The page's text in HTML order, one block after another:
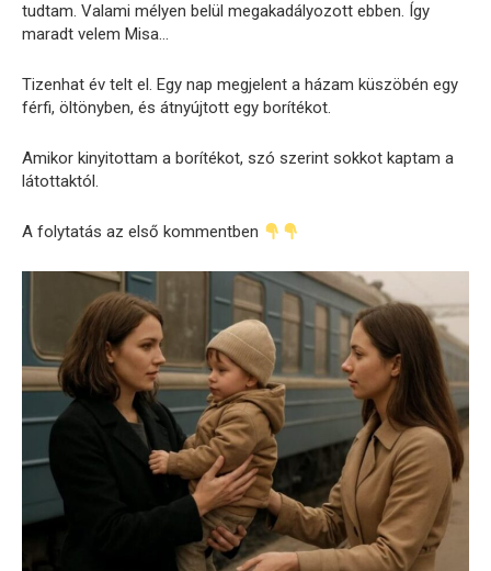
tudtam. Valami mélyen belül megakadályozott ebben. Így
maradt velem Misa…
Tizenhat év telt el. Egy nap megjelent a házam küszöbén egy
férfi, öltönyben, és átnyújtott egy borítékot.
Amikor kinyitottam a borítékot, szó szerint sokkot kaptam a
látottaktól.
A folytatás az első kommentben